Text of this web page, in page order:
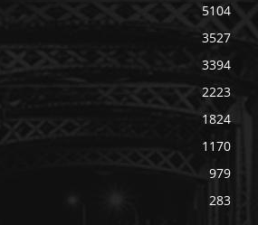
5104
3527
3394
2223
1824
1170
979
283